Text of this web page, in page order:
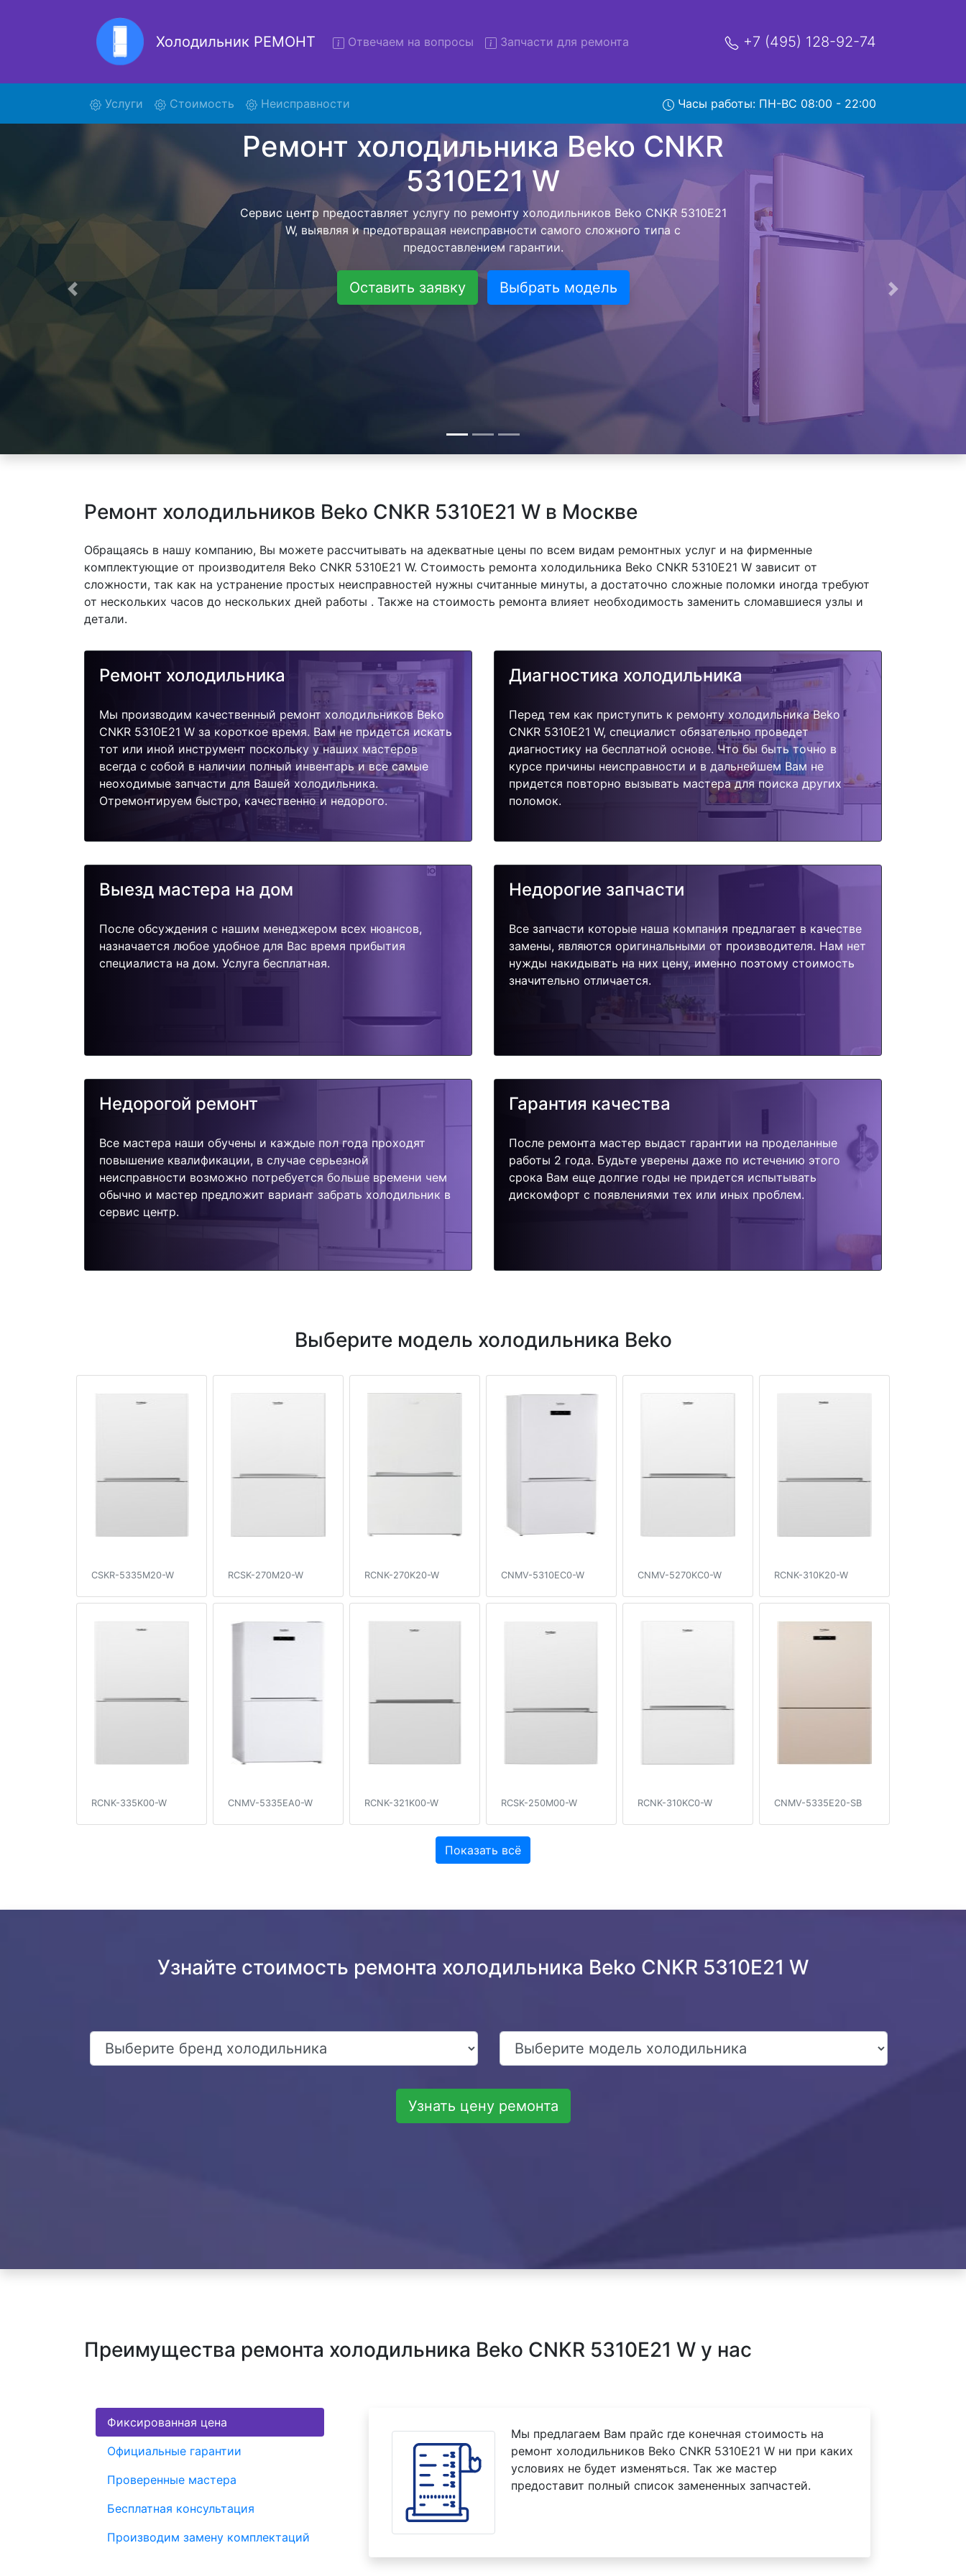
Холодильник РЕМОНТ Отвечаем на вопросы Запчасти для ремонта +7 (495) 128-92-74
Услуги (current)Стоимость Неисправности Часы работы: ПН-ВС 08:00 - 22:00
Ремонт холодильников с вывозом - чтобы клиент не тратил свое время и деньги на
поиски курьерской службы, наш мастер сам заберет холодильник Beko CNKR
5310E21 W и отвезет в сервисный центр. Ремонт холодильника Beko CNKR 5310E21
W осуществляется внутри сервисного центра, тем самым Вам не предстоит
ожидать мастера как закончит с ремонтом. Перед тем как холодильная техника
сдается, согласовывается конечная стоимость работ и в дальнейшем фиксируется.
Перечень бесплатных услуг от компании - Доставка холодильников , выезд
специалиста, консультирование и диагностика.
Оставить заявку Выбрать модель
Предыдущая Следующая
Ремонт холодильников Beko CNKR 5310E21 W в Москве
Обращаясь в нашу компанию, Вы можете рассчитывать на адекватные цены по всем видам ремонтных услуг и на фирменные
комплектующие от производителя Beko CNKR 5310E21 W. Стоимость ремонта холодильника Beko CNKR 5310E21 W зависит от
сложности, так как на устранение простых неисправностей нужны считанные минуты, а достаточно сложные поломки иногда требуют
от нескольких часов до нескольких дней работы . Также на стоимость ремонта влияет необходимость заменить сломавшиеся узлы и
детали.
Ремонт холодильника
Мы производим качественный ремонт холодильников Beko
CNKR 5310E21 W за короткое время. Вам не придется искать
тот или иной инструмент поскольку у наших мастеров
всегда с собой в наличии полный инвентарь и все самые
неоходимые запчасти для Вашей холодильника.
Отремонтируем быстро, качественно и недорого.
Диагностика холодильника
Перед тем как приступить к ремонту холодильника Beko
CNKR 5310E21 W, специалист обязательно проведет
диагностику на бесплатной основе. Что бы быть точно в
курсе причины неисправности и в дальнейшем Вам не
придется повторно вызывать мастера для поиска других
поломок.
Выезд мастера на дом
После обсуждения с нашим менеджером всех нюансов,
назначается любое удобное для Вас время прибытия
специалиста на дом. Услуга бесплатная.
Недорогие запчасти
Все запчасти которые наша компания предлагает в качестве
замены, являются оригинальными от производителя. Нам нет
нужды накидывать на них цену, именно поэтому стоимость
значительно отличается.
Недорогой ремонт
Все мастера наши обучены и каждые пол года проходят
повышение квалификации, в случае серьезной
неисправности возможно потребуется больше времени чем
обычно и мастер предложит вариант забрать холодильник в
сервис центр.
Гарантия качества
После ремонта мастер выдаст гарантии на проделанные
работы 2 года. Будьте уверены даже по истечению этого
срока Вам еще долгие годы не придется испытывать
дискомфорт с появлениями тех или иных проблем.
Выберите модель холодильника Beko
CSKR-5335M20-W RCSK-270M20-W RCNK-270K20-W CNMV-5310EC0-W CNMV-5270KC0-W RCNK-310K20-W
RCNK-335K00-W CNMV-5335EA0-W RCNK-321K00-W RCSK-250M00-W RCNK-310KC0-W CNMV-5335E20-SB
Показать всё
Узнайте стоимость ремонта холодильника Beko CNKR 5310E21 W
Узнать цену ремонта
Преимущества ремонта холодильника Beko CNKR 5310E21 W у нас
Фиксированная цена
Официальные гарантии
Проверенные мастера
Бесплатная консультация
Производим замену комплектаций
Мы предлагаем Вам прайс где конечная стоимость на
ремонт холодильников Beko CNKR 5310E21 W ни при каких
условиях не будет изменяться. Так же мастер
предоставит полный список замененных запчастей.